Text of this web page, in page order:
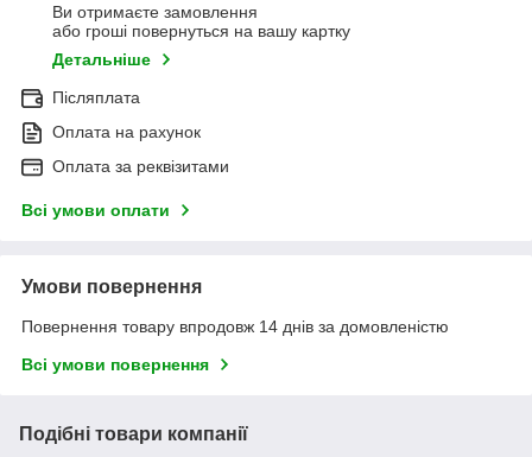
Ви отримаєте замовлення
або гроші повернуться на вашу картку
Детальніше
Післяплата
Оплата на рахунок
Оплата за реквізитами
Всі умови оплати
Умови повернення
Повернення товару впродовж 14 днів за домовленістю
Всі умови повернення
Подібні товари компанії